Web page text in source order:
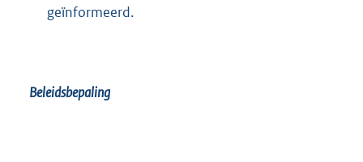
geïnformeerd.
Beleidsbepaling